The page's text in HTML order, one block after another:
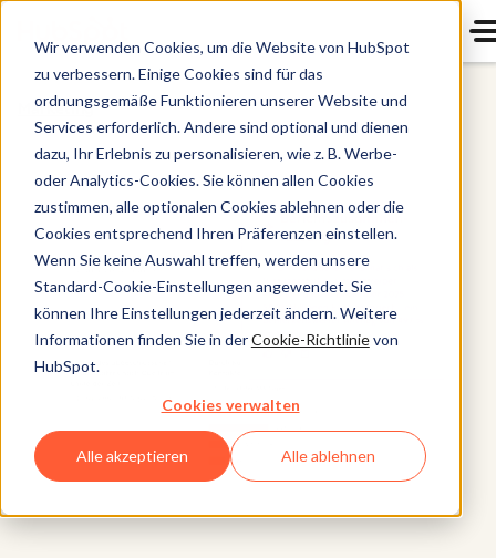
Wir verwenden Cookies, um die Website von HubSpot
zu verbessern. Einige Cookies sind für das
ordnungsgemäße Funktionieren unserer Website und
Services erforderlich. Andere sind optional und dienen
dazu, Ihr Erlebnis zu personalisieren, wie z. B. Werbe-
oder Analytics-Cookies. Sie können allen Cookies
zustimmen, alle optionalen Cookies ablehnen oder die
Cookies entsprechend Ihren Präferenzen einstellen.
Wenn Sie keine Auswahl treffen, werden unsere
Standard-Cookie-Einstellungen angewendet. Sie
können Ihre Einstellungen jederzeit ändern. Weitere
Informationen finden Sie in derCookie-Richtlinievon
HubSpot.
Cookies verwalten
Alle akzeptieren Alle ablehnen
Marketing